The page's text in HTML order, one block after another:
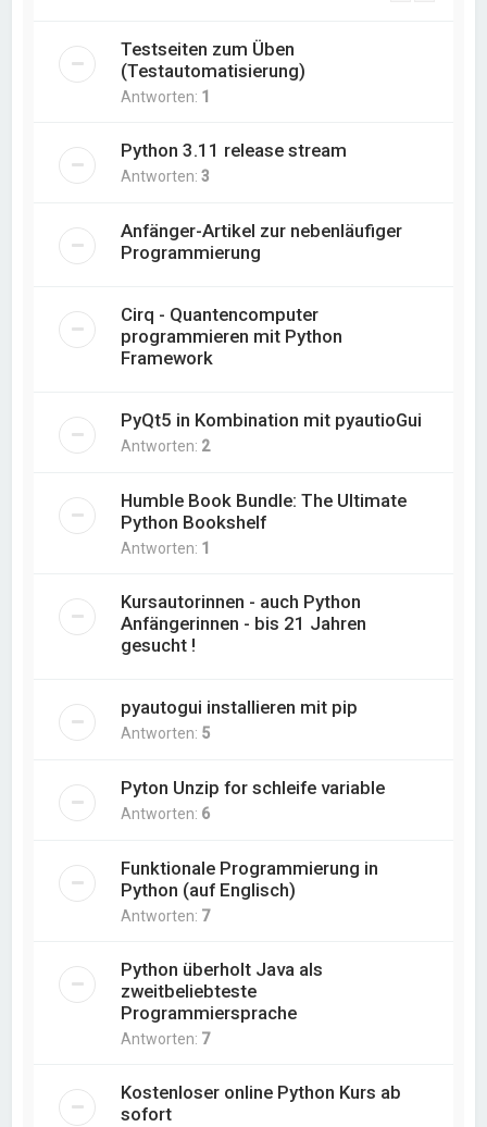
Testseiten zum Üben
(Testautomatisierung)
Antworten: 1
Python 3.11 release stream
Antworten:3
Anfänger-Artikel zur nebenläufiger
Programmierung
Cirq - Quantencomputer
programmieren mit Python
Framework
PyQt5 in Kombination mit pyautioGui
Antworten: 2
Humble Book Bundle: The Ultimate
Python Bookshelf
Antworten: 1
Kursautorinnen - auch Python
Anfängerinnen - bis 21 Jahren
gesucht !
pyautogui installieren mit pip
Antworten: 5
Pyton Unzip for schleife variable
Antworten: 6
Funktionale Programmierung in
Python (auf Englisch)
Antworten: 7
Python überholt Java als
zweitbeliebteste
Programmiersprache
Antworten: 7
Kostenloser online Python Kurs ab
sofort